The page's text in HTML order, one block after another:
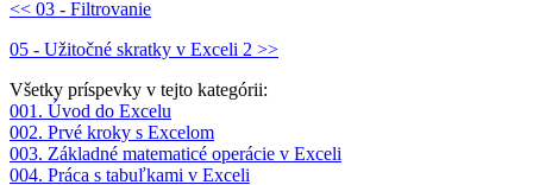
<< 03 - Filtrovanie
05 - Užitočné skratky v Exceli 2 >>
Všetky príspevky v tejto kategórii:
001. Úvod do Excelu
002. Prvé kroky s Excelom
003. Základné matematicé operácie v Exceli
004. Práca s tabuľkami v Exceli